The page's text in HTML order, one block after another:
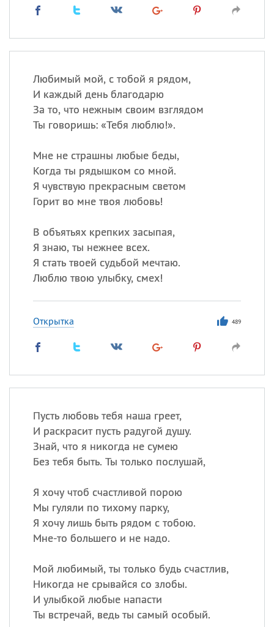
Любимый мой, с тобой я рядом,
И каждый день благодарю
За то, что нежным своим взглядом
Ты говоришь: «Тебя люблю!».
Мне не страшны любые беды,
Когда ты рядышком со мной.
Я чувствую прекрасным светом
Горит во мне твоя любовь!
В объятьях крепких засыпая,
Я знаю, ты нежнее всех.
Я стать твоей судьбой мечтаю.
Люблю твою улыбку, смех!
Открытка 489
Пусть любовь тебя наша греет,
И раскрасит пусть радугой душу.
Знай, что я никогда не сумею
Без тебя быть. Ты только послушай,
Я хочу чтоб счастливой порою
Мы гуляли по тихому парку,
Я хочу лишь быть рядом с тобою.
Мне-то большего и не надо.
Мой любимый, ты только будь счастлив,
Никогда не срывайся со злобы.
И улыбкой любые напасти
Ты встречай, ведь ты самый особый.
происхождение